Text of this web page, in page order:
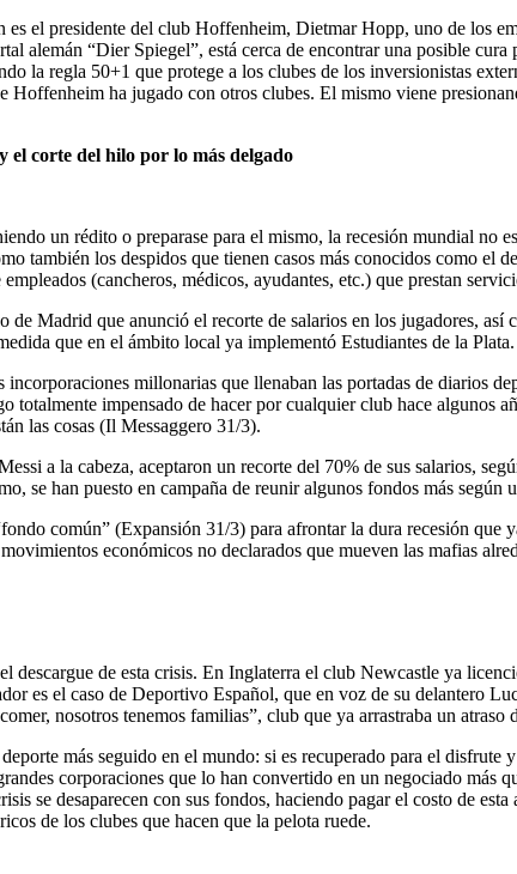
el presidente del club Hoffenheim, Dietmar Hopp, uno de los
alemán “Dier Spiegel”, está cerca de encontrar una posible
la regla 50+1 que protege a los clubes de los inversionistas
ha jugado con otros clubes. El mismo viene
el corte del hilo por lo más delgado
un rédito o preparase para el mismo, la recesión mundial no
también los despidos que tienen casos más conocidos como
(cancheros, médicos, ayudantes, etc.) que prestan
Madrid que anunció el recorte de salarios en los jugadores, así
que en el ámbito local ya implementó Estudiantes de la Plata.
millonarias que llenaban las portadas de diarios
impensado de hacer por cualquier club hace algunos
las cosas (Il Messaggero 31/3).
a la cabeza, aceptaron un recorte del 70% de sus salarios,
se han puesto en campaña de reunir algunos fondos más
común” (Expansión 31/3) para afrontar la dura recesión que
económicos no declarados que mueven las mafias
descargue de esta crisis. En Inglaterra el club Newcastle ya
es el caso de Deportivo Español, que en voz de su delantero
nosotros tenemos familias”, club que ya arrastraba un
más seguido en el mundo: si es recuperado para el disfrute
corporaciones que lo han convertido en un negociado más
se desaparecen con sus fondos, haciendo pagar el costo de
de los clubes que hacen que la pelota ruede.